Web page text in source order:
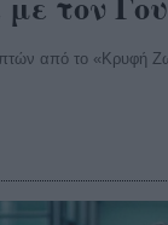
από το «Κρυφή